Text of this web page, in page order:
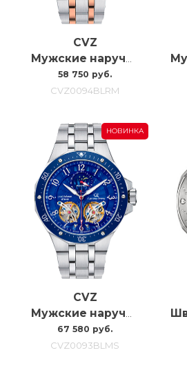
CVZ
58 750 руб.
CVZ0094BLRM
НОВИНКА
CVZ
67 580 руб.
CVZ0093BLMS